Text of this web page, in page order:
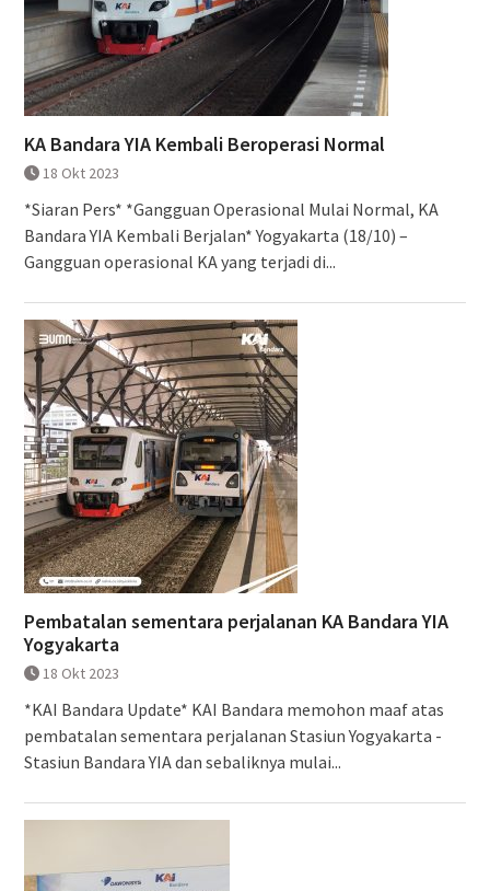
KA Bandara YIA Kembali Beroperasi Normal
18 Okt 2023
*Siaran Pers* *Gangguan Operasional Mulai Normal, KA
Bandara YIA Kembali Berjalan* Yogyakarta (18/10) –
Gangguan operasional KA yang terjadi di...
Pembatalan sementara perjalanan KA Bandara YIA
Yogyakarta
18 Okt 2023
*KAI Bandara Update* KAI Bandara memohon maaf atas
pembatalan sementara perjalanan Stasiun Yogyakarta -
Stasiun Bandara YIA dan sebaliknya mulai...